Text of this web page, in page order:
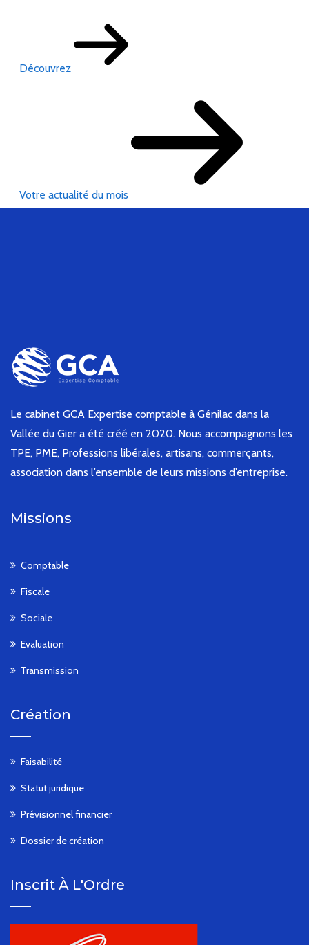
Découvrez
Votre actualité du mois
Le cabinet GCA Expertise comptable à Génilac dans la
Vallée du Gier a été créé en 2020. Nous accompagnons les
TPE, PME, Professions libérales, artisans, commerçants,
association dans l’ensemble de leurs missions d’entreprise.
Missions
Comptable
Fiscale
Sociale
Evaluation
Transmission
Création
Faisabilité
Statut juridique
Prévisionnel financier
Dossier de création
Inscrit À L'Ordre